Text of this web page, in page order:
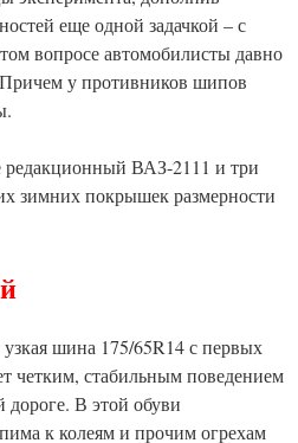
еще одной задачкой – с
вопросе автомобилисты давно
Причем у противников шипов
редакционный ВАЗ-2111 и три
зимних покрышек размерности
шина 175/65R14 с первых
четким, стабильным поведением
дороге. В этой обуви
к колеям и прочим огрехам